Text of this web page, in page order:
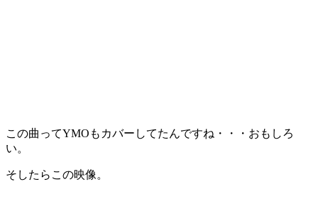
この曲ってYMOもカバーしてたんですね・・・おもしろ
い。
そしたらこの映像。